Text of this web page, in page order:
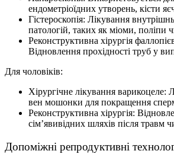
ендометріоїдних утворень, кісти
Гістероскопія: Лікування
патологій, таких як міоми, поліпи
Реконструктивна хірургія
Відновлення прохідності труб у
Для чоловіків:
Хірургічне лікування варикоцеле:
вен мошонки для покращення
Реконструктивна хірургія:
сім’явивідних шляхів після травм
Допоміжні репродуктивні